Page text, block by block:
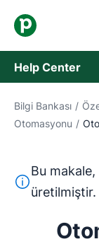
Help Center
Bilgi Bankası
Destek Birimiyle
Bilgi Bankası /
Otomasyonu /
Bu metin,
Bu
üretilmiştir.